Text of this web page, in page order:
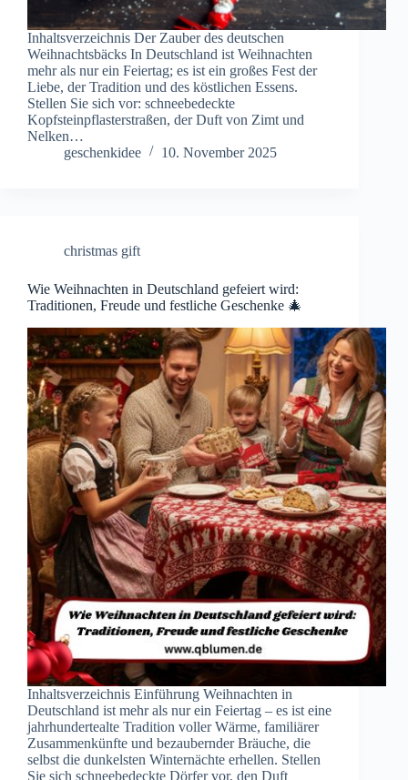
Inhaltsverzeichnis Der Zauber des deutschen
Weihnachtsbäcks In Deutschland ist Weihnachten
mehr als nur ein Feiertag; es ist ein großes Fest der
Liebe, der Tradition und des köstlichen Essens.
Stellen Sie sich vor: schneebedeckte
Kopfsteinpflasterstraßen, der Duft von Zimt und
Nelken…
geschenkidee
10. November 2025
christmas gift
Wie Weihnachten in Deutschland gefeiert wird:
Traditionen, Freude und festliche Geschenke 🎄
Inhaltsverzeichnis Einführung Weihnachten in
Deutschland ist mehr als nur ein Feiertag – es ist eine
jahrhundertealte Tradition voller Wärme, familiärer
Zusammenkünfte und bezaubernder Bräuche, die
selbst die dunkelsten Winternächte erhellen. Stellen
Sie sich schneebedeckte Dörfer vor, den Duft